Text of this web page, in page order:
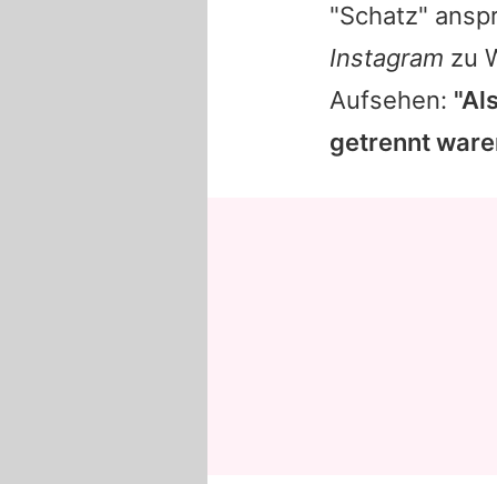
"Schatz"
Instagram zu
Aufsehen:
getrennt